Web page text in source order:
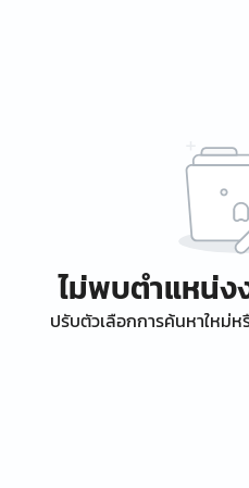
ไม่พบตำแหน่
ปรับตัวเลือกการค้นหาใหม่